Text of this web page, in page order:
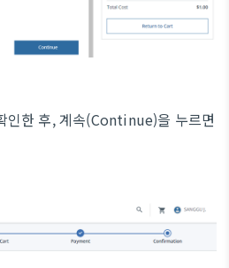
인한 후, 계속(Continue)을 누르면